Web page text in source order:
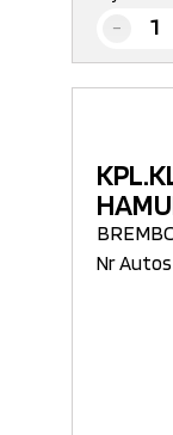
Nr Autos